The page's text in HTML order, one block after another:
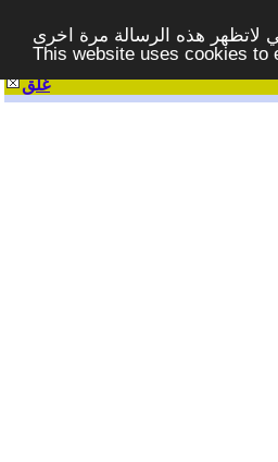
هذه الرسالة مرة اخرى -
This website uses cookies to
غلق